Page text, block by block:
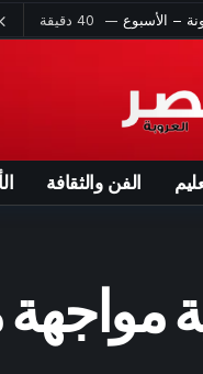
– الأسبوع
المشترك؟
– الأسبوع
– الأسبوع
– الأسبوع
الفن والثقافة